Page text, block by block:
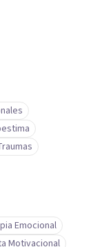
Emocional
Motivacional